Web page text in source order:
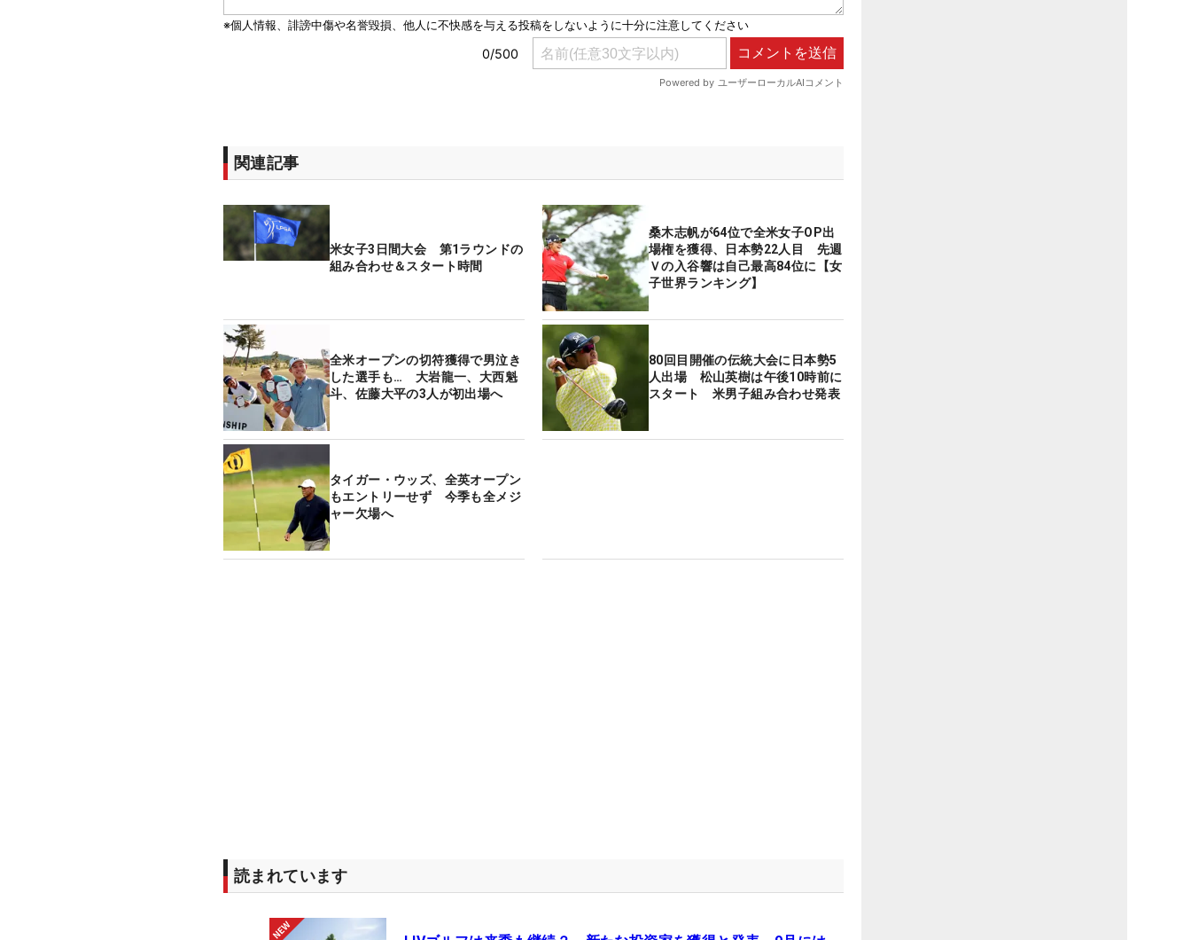
関連記事
米女子3日間大会 第1ラウンドの
組み合わせ＆スタート時間
桑木志帆が64位で全米女子OP出
場権を獲得、日本勢22人目 先週
Ｖの入谷響は自己最高84位に【女
子世界ランキング】
全米オープンの切符獲得で男泣き
した選手も… 大岩龍一、大西魁
斗、佐藤大平の3人が初出場へ
80回目開催の伝統大会に日本勢5
人出場 松山英樹は午後10時前に
スタート 米男子組み合わせ発表
タイガー・ウッズ、全英オープン
もエントリーせず 今季も全メジ
ャー欠場へ
読まれています